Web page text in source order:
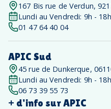
167 Bis rue de Verdun,
Lundi au Vendredi: 9h - 18h
01 47 64 40 04
APIC Sud
45 rue de Dunkerque,
Lundi au Vendredi: 9h - 18h
06 73 39 55 73
+ d'info sur APIC